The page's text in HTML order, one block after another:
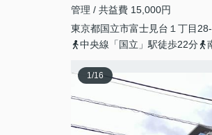
管理 / 共益費 15,000円
東京都国立市富士見台 １丁目
中央線「国立」駅徒歩22分
1/16